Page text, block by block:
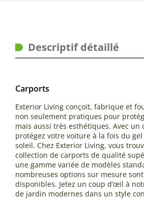
Descriptif détaillé
Carports
Exterior Living conçoit, fabrique et
non seulement pratiques pour
mais aussi très esthétiques. Avec un
protégez votre voiture à la fois du
soleil. Chez Exterior Living, vous
collection de carports de qualité
une gamme variée de modèles
nombreuses options sur mesure
disponibles. Jetez un coup d’œil à
de jardin modernes dans un style